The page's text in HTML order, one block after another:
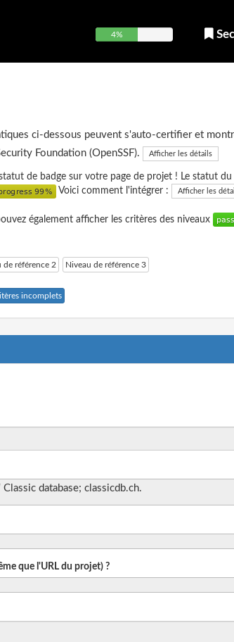
4%
ci-dessous peuvent s'auto-certifier et
Foundation (OpenSSF).
Afficher les détails
de badge sur votre page de projet ! Le statut du
Voici comment l'intégrer : Afficher les
également afficher les critères des niveaux
de référence 2 Niveau de référence 3
incomplets
database; classicdb.ch.
que l'URL du projet) ?